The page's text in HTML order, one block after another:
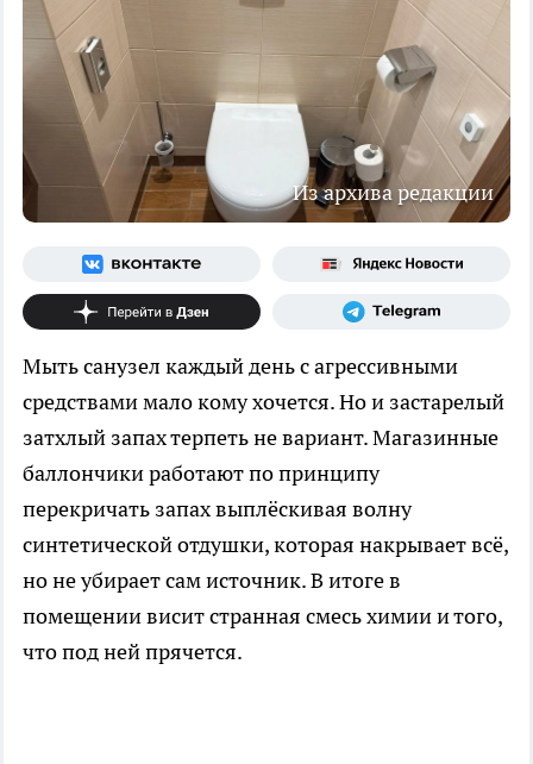
Из архива редакции
Мыть санузел каждый день с агрессивными
средствами мало кому хочется. Но и застарелый
затхлый запах терпеть не вариант. Магазинные
баллончики работают по принципу
перекричать запах выплёскивая волну
синтетической отдушки, которая накрывает всё,
но не убирает сам источник. В итоге в
помещении висит странная смесь химии и того,
что под ней прячется.